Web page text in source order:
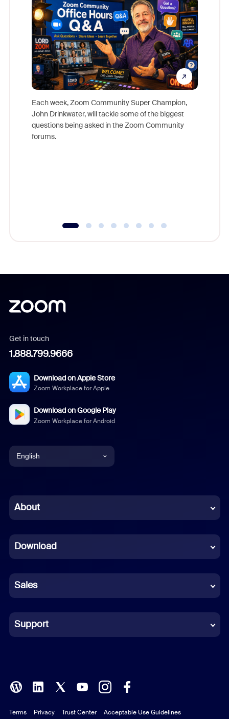
Each week, Zoom Community Super Champion,
John Drinkwater, will tackle some of the biggest
questions being asked in the Zoom Community
forums.
Get in touch
1.888.799.9666
Download on Apple Store
Zoom Workplace for Apple
Download on Google Play
Zoom Workplace for Android
English
Chinese (Simplified)
French
German
Indonesian
Italian
Polish
Portuguese (Brazil)
About
Download
Sales
Support
Terms Privacy Trust Center Acceptable Use Guidelines